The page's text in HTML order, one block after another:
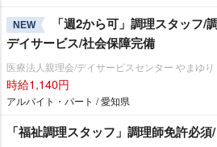
NEW
「週2から可」調理スタッフ/
デイサービス/社会保障完備
医療法人親理会/デイサービスセンター やまゆり
時給1,140円
アルバイト・パート / 愛知県
「福祉調理スタッフ」調理師免許必